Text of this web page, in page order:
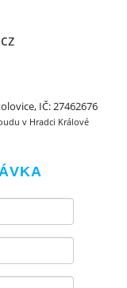
IČ: 27462676
v Hradci Králové